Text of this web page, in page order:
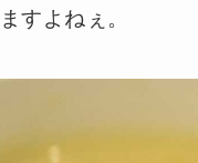
すよねぇ。